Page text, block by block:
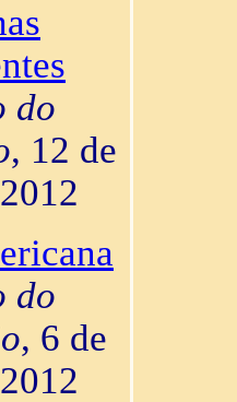
do
, 12 de
do
, 6 de